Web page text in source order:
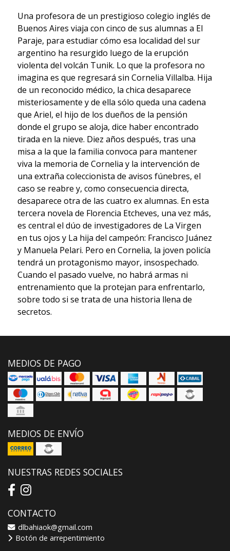
Una profesora de un prestigioso colegio inglés de
Buenos Aires viaja con cinco de sus alumnas a El
Paraje, para estudiar cómo esa localidad del sur
argentino ha resurgido luego de la erupción
violenta del volcán Tunik. Lo que la profesora no
imagina es que regresará sin Cornelia Villalba. Hija
de un reconocido médico, la chica desaparece
misteriosamente y de ella sólo queda una cadena
que Ariel, el hijo de los dueños de la pensión
donde el grupo se aloja, dice haber encontrado
tirada en la nieve. Diez años después, tras una
misa a la que la familia convoca para mantener
viva la memoria de Cornelia y la intervención de
una extraña coleccionista de avisos fúnebres, el
caso se reabre y, como consecuencia directa,
desaparece otra de las cuatro ex alumnas. En esta
tercera novela de Florencia Etcheves, una vez más,
es central el dúo de investigadores de La Virgen
en tus ojos y La hija del campeón: Francisco Juánez
y Manuela Pelari. Pero en Cornelia, la joven policía
tendrá un protagonismo mayor, insospechado.
Cuando el pasado vuelve, no habrá armas ni
entrenamiento que la protejan para enfrentarlo,
sobre todo si se trata de una historia llena de
secretos.
MEDIOS DE PAGO
MEDIOS DE ENVÍO
NUESTRAS REDES SOCIALES
CONTACTO
dlbahiaok@gmail.com
Botón de arrepentimiento